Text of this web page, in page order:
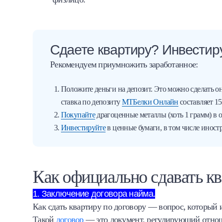
Сдаете квартиру?
Рекомендуем приумножить заработанное:
Положите деньги на депозит. Это можно сделать
ставка по депозитуМТБелки Онлайн составляет
Покупайтедрагоценные металлы (хоть 1 грамм) в
Инвестируйтев ценные бумаги, в том числе
Как официально сдавать
1. Заключение договора найма.
Как сдать квартиру по договору — вопрос, который
Такой договор— это документ, регулирующий